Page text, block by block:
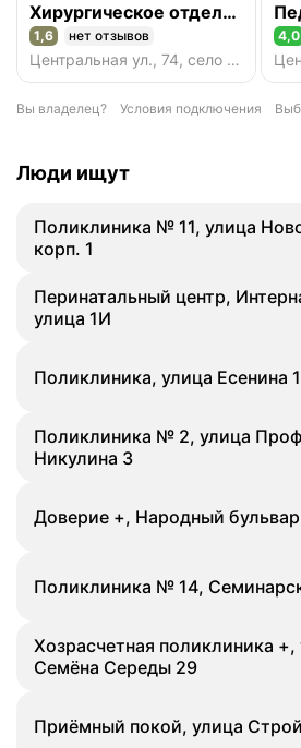
Хирургическое отделение
Рейтинг 1,6 из 5
1,6 нет отзывов
Центральная ул., 74, село Захарово
4,0
Вы владелец? Условия подключения
Люди ищут
Поликлиника № 11, улица
корп. 1
Перинатальный центр,
улица 1И
Поликлиника, улица Есенина
Поликлиника № 2, улица
Никулина 3
Доверие +, Народный бульвар
Поликлиника № 14,
Хозрасчетная поликлиника +,
Семёна Середы 29
Приёмный покой, улица